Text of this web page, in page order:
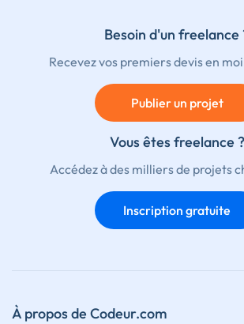
Besoin d'un freelance
Recevez vos premiers devis en
Publier un projet
Vous êtes freelance ?
Accédez à des milliers de projets
Inscription gratuite
À propos de Codeur.com